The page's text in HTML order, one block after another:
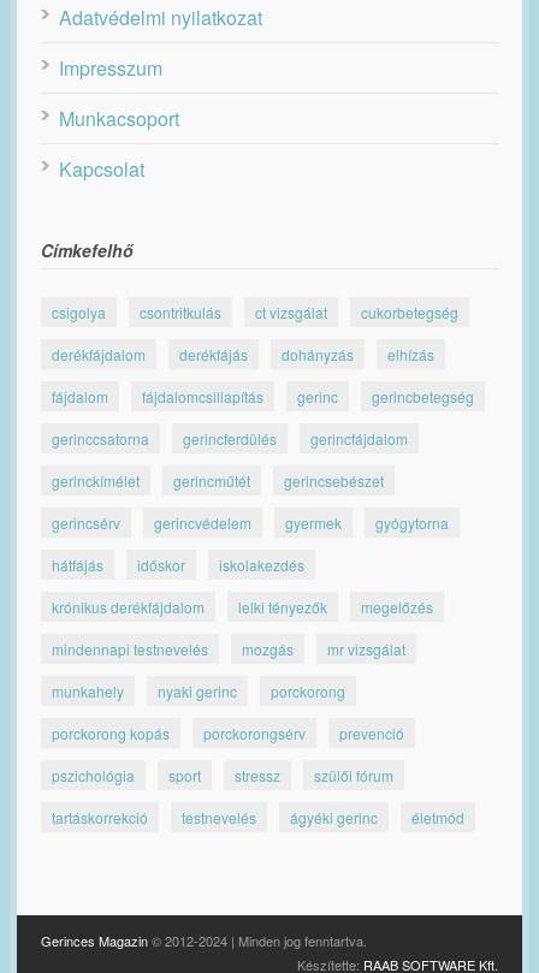
Adatvédelmi nyilatkozat
Impresszum
Munkacsoport
Kapcsolat
Címkefelhő
csigolya csontritkulás ct vizsgálat cukorbetegség
derékfájdalom derékfájás dohányzás elhízás
fájdalom fájdalomcsillapítás gerinc gerincbetegség
gerinccsatorna gerincferdülés gerincfájdalom
gerinckímélet gerincműtét gerincsebészet
gerincsérv gerincvédelem gyermek gyógytorna
hátfájás időskor iskolakezdés
krónikus derékfájdalom lelki tényezők megelőzés
mindennapi testnevelés mozgás mr vizsgálat
munkahely nyaki gerinc porckorong
porckorong kopás porckorongsérv prevenció
pszichológia sport stressz szülői fórum
tartáskorrekció testnevelés ágyéki gerinc életmód
Gerinces Magazin© 2012-2024 | Minden jog fenntartva.
Készítette: RAAB SOFTWARE Kft.